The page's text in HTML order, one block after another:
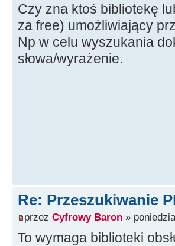
Czy zna ktoś bibliotekę
za free) umożliwiający
Np w celu wyszukania
słowa/wyrażenie.
Re: Przeszukiwanie
przez Cyfrowy Baron »
To wymaga biblioteki